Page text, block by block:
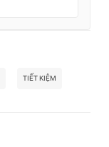
TIẾT KIỆM